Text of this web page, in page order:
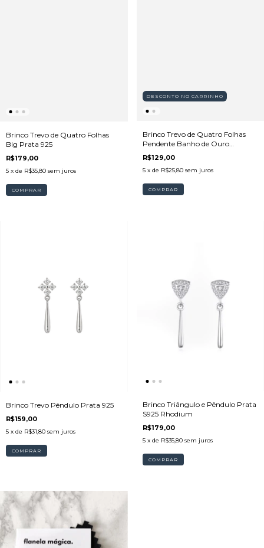
Brinco Trevo de Quatro Folhas
Big Prata 925
R$179,00
5 x de R$35,80 sem juros
DESCONTO NO CARRINHO
Brinco Trevo de Quatro Folhas
Pendente Banho de Ouro
Resistente à água
R$129,00
5 x de R$25,80 sem juros
Brinco Trevo Pêndulo Prata 925
R$159,00
5 x de R$31,80 sem juros
Brinco Triângulo e Pêndulo Prata
S925 Rhodium
R$179,00
5 x de R$35,80 sem juros